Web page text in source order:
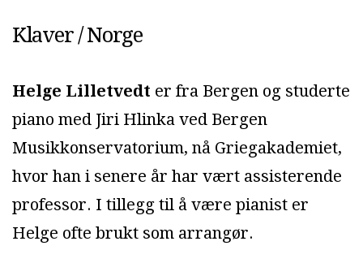
Klaver / Norge
Helge Lilletvedt er fra Bergen og studerte
piano med Jiri Hlinka ved Bergen
Musikkonservatorium, nå Griegakademiet,
hvor han i senere år har vært assisterende
professor. I tillegg til å være pianist er
Helge ofte brukt som arrangør.